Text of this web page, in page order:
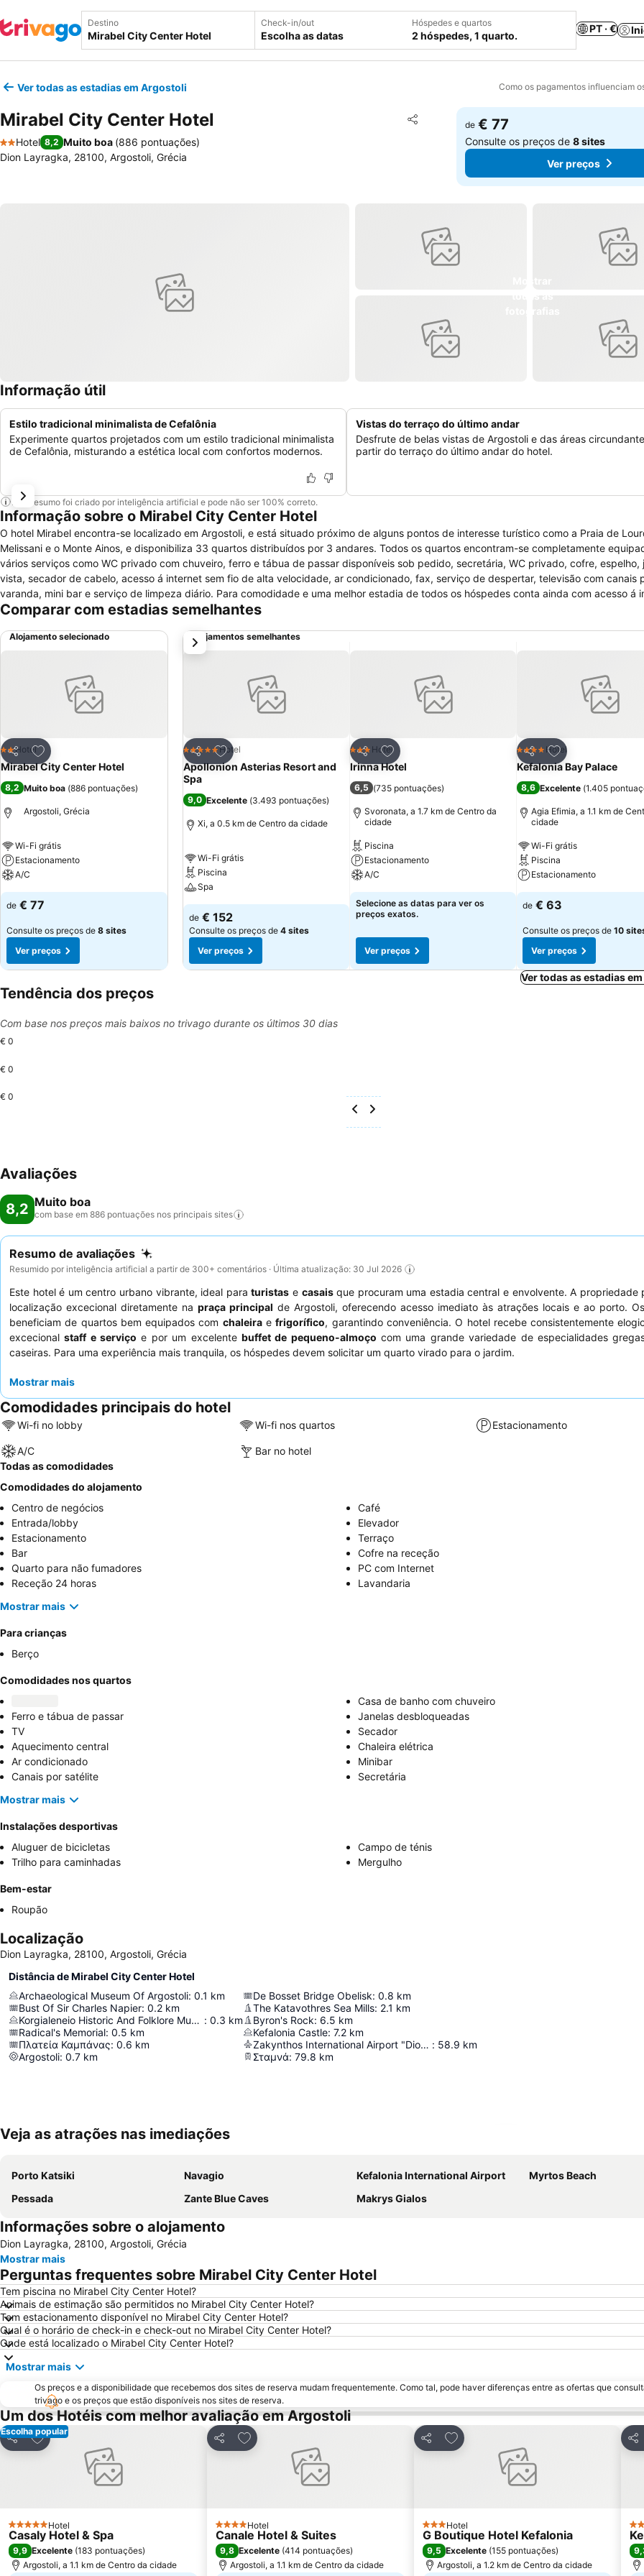
Destino Check-in/out
Escolha as datas
Hóspedes e quartos
2 hóspedes, 1 quarto.
PT · €
Ver todas as estadias em Argostoli Como os pagamentos influenciam
Mirabel City Center Hotel Partilhar
Adicionar aos favoritos
2 Estrelas
Hotel 8,2 Muito boa (886 pontuações)
Dion Layragka, 28100, Argostoli, Grécia
de € 77
Consulte os preços de8 sites
Ver preços
Informação útil
Estilo tradicional minimalista de Cefalônia
Experimente quartos projetados com um estilo tradicional minimalista
de Cefalônia, misturando a estética local com confortos modernos.
Vistas do terraço do último andar
Desfrute de belas vistas de Argostoli e das áreas
partir do terraço do último andar do hotel.
Este resumo foi criado por inteligência artificial e pode não ser 100% correto.
Informação sobre o Mirabel City Center Hotel
O hotel Mirabel encontra-se localizado em Argostoli, e está situado próximo de alguns pontos de interesse turístico como a Praia de
Melissani e o Monte Ainos, e disponibiliza 33 quartos distribuídos por 3 andares. Todos os quartos encontram-se completamente
vários serviços como WC privado com chuveiro, ferro e tábua de passar disponíveis sob pedido, secretária, WC privado, cofre, espelho,
vista, secador de cabelo, acesso á internet sem fio de alta velocidade, ar condicionado, fax, serviço de despertar, televisão com canais
varanda, mini bar e serviço de limpeza diário. Para comodidade e uma melhor estadia de todos os hóspedes conta ainda com acesso á
fio e ar condicionado nas zonas comuns, elevador, depósito para bagagens, cofre na recepção e serviço de quarto com atendimento 24h,
lobby, cafetaria, e jornais. Está disponível o aluguer de veículos no local. É autorizada a entrada de animais de pequeno porte.
Comparar com estadias semelhantes
Alojamento selecionado
Partilhar
Adicionar aos favoritos
2 Estrelas
Hotel
Mirabel City Center Hotel
8,2 Muito boa (886 pontuações)
Argostoli, Grécia
Wi-Fi grátis
Estacionamento
A/C
de € 77
Consulte os preços de 8 sites
Ver preços
Alojamentos semelhantes
Partilhar
Adicionar aos favoritos
5 EstrelasHotel
Apollonion Asterias Resort and
Spa
9,0 Excelente (3.493 pontuações)
Xi, a 0.5 km de Centro da cidade
Wi-Fi grátis
Piscina
Spa
de € 152
Consulte os preços de 4 sites
Ver preços
Partilhar
Adicionar aos favoritos
3 Estrelas
Hotel
Irinna Hotel
6,5 (735 pontuações)
Svoronata, a 1.7 km de Centro da
cidade
Piscina
Estacionamento
A/C
Selecione as datas para ver os
preços exatos.
Ver preços
Partilhar
Adicionar aos
4 EstrelasHotel
Kefalonia Bay Palace
8,6 Excelente (1.405
Agia Efimia, a 1.1 km de
cidade
Wi-Fi grátis
Piscina
Estacionamento
de € 63
Consulte os preços de 10
Ver preços
próximo
Ver todas as estadias
Tendência dos preços
Com base nos preços mais baixos no trivago durante os últimos 30 dias
€ 0
€ 0
€ 0
Avaliações
8,2 Muito boa
com base em 886 pontuações nos principais sites
Resumo de avaliações
Resumido por inteligência artificial a partir de 300+ comentários · Última atualização: 30 Jul 2026
Este hotel é um centro urbano vibrante, ideal paraturistas e casaisque procuram uma estadia central e envolvente. A propriedade
localização excecional diretamente na praça principal de Argostoli, oferecendo acesso imediato às atrações locais e ao porto.
beneficiam de quartos bem equipados com chaleiraefrigorífico, garantindo conveniência. O hotel recebe consistentemente
excecionalstaff e serviço e por um excelente buffet de pequeno-almoço com uma grande variedade de especialidades
caseiras. Para uma experiência mais tranquila, os hóspedes devem solicitar um quarto virado para o jardim.
Mostrar mais
Comodidades principais do hotel
Wi-fi no lobby Wi-fi nos quartos Estacionamento
A/C
Bar no hotel
Todas as comodidades
Comodidades do alojamento
Centro de negócios
Café
Entrada/lobby
Elevador
Estacionamento
Terraço
Bar
Cofre na receção
Quarto para não fumadores
PC com Internet
Receção 24 horas
Lavandaria
Mostrar mais
Para crianças
Berço
Comodidades nos quartos
Casa de banho com chuveiro
Ferro e tábua de passar
Janelas desbloqueadas
TV
Secador
Aquecimento central
Chaleira elétrica
Ar condicionado
Minibar
Canais por satélite
Secretária
Mostrar mais
Instalações desportivas
Aluguer de bicicletas
Campo de ténis
Trilho para caminhadas
Mergulho
Bem-estar
Roupão
Localização
Dion Layragka, 28100, Argostoli, Grécia
Distância de Mirabel City Center Hotel
Archaeological Museum Of Argostoli: 0.1 km
Bust Of Sir Charles Napier: 0.2 km
Korgialeneio Historic And Folklore Museum Of Argostoli : 0.3 km
Radical's Memorial: 0.5 km
Πλατεία Καμπάνας: 0.6 km
Argostoli: 0.7 km
De Bosset Bridge Obelisk: 0.8 km
The Katavothres Sea Mills: 2.1 km
Byron's Rock: 6.5 km
Kefalonia Castle: 7.2 km
Zakynthos International Airport "Dionysios Solomos" : 58.9 km
Σταμνά: 79.8 km
Veja as atrações nas imediações
Porto Katsiki Navagio Kefalonia International Airport
Myrtos Beach
Pessada
Zante Blue Caves Makrys Gialos
Informações sobre o alojamento
Dion Layragka, 28100, Argostoli, Grécia
Mostrar mais
Perguntas frequentes sobre Mirabel City Center Hotel
Tem piscina no Mirabel City Center Hotel?
Animais de estimação são permitidos no Mirabel City Center Hotel?
Tem estacionamento disponível no Mirabel City Center Hotel?
Qual é o horário de check-in e check-out no Mirabel City Center Hotel?
Onde está localizado o Mirabel City Center Hotel?
Mostrar mais
Os preços e a disponibilidade que recebemos dos sites de reserva mudam frequentemente. Como tal, pode haver diferenças entre as ofertas que
trivago e os preços que estão disponíveis nos sites de reserva.
Um dos Hotéis com melhor avaliação em Argostoli
Escolha popular
Partilhar
Adicionar aos favoritos
5 EstrelasHotel
Casaly Hotel & Spa
9,9 Excelente (183 pontuações)
Argostoli, a 1.1 km de Centro da cidade
Partilhar
Adicionar aos favoritos
4 Estrelas
Hotel
Canale Hotel & Suites
9,8 Excelente (414 pontuações)
Argostoli, a 1.1 km de Centro da cidade
Partilhar
Adicionar aos favoritos
3 Estrelas
Hotel
G Boutique Hotel Kefalonia
9,5 Excelente (155 pontuações)
Argostoli, a 1.2 km de Centro da cidade
2